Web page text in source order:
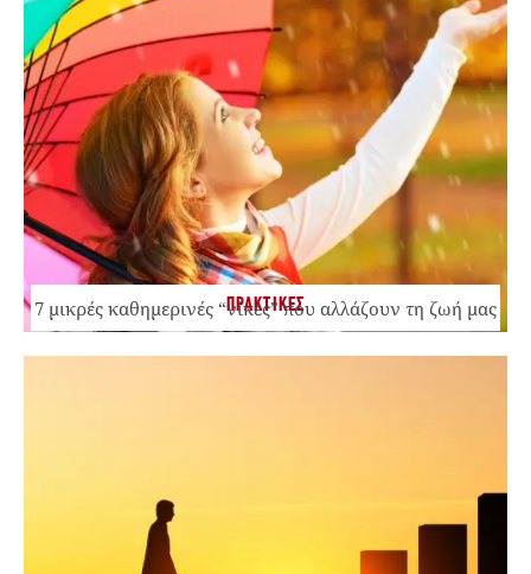
ΠΡΑΚΤΙΚΕΣ
7 μικρές καθημερινές “νίκες” που αλλάζουν τη ζωή μας